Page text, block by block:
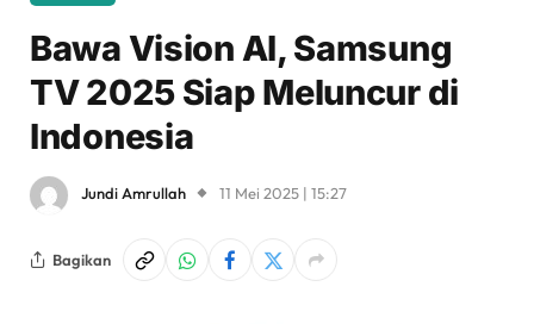
Bawa Vision AI, Samsung
TV 2025 Siap Meluncur di
Indonesia
Jundi Amrullah 11 Mei 2025 | 15:27
Bagikan